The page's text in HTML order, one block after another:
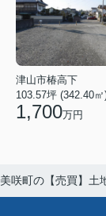
津山市椿高下
103.57坪 (342.40㎡
1,700万円
咲町の【売買】土